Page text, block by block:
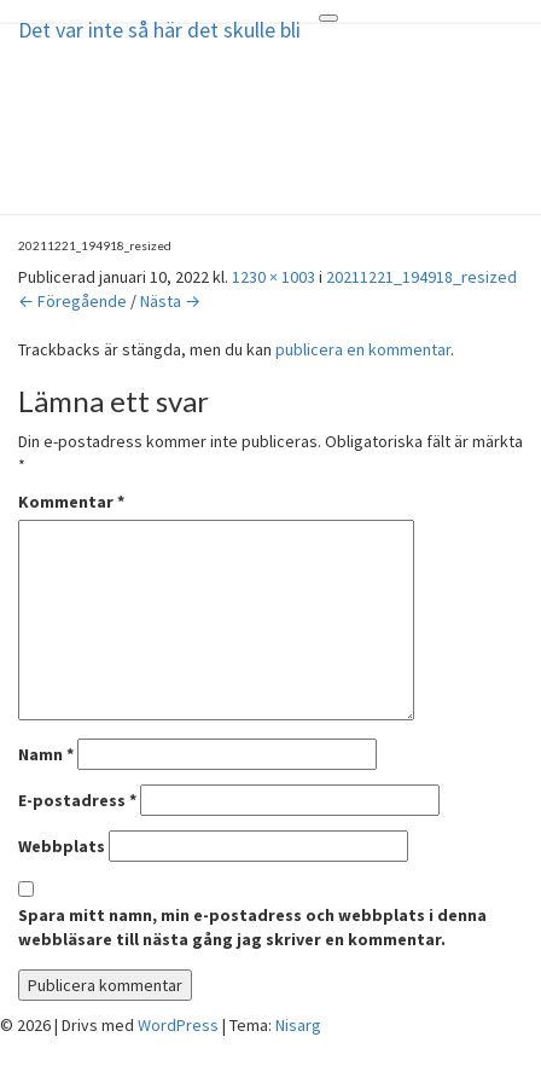
Toggle
Det var inte så här det skulle bli
Det var inte så här det skulle bli
20211221_194918_resized
Publicerad januari 10, 2022kl. 1230 × 1003 i 20211221_194918_resized
← Föregående /Nästa →
Trackbacks är stängda, men du kan publicera en kommentar.
Lämna ett svar
Din e-postadress kommer inte publiceras. Obligatoriska fält är märkta
*
Kommentar*
Namn *
E-postadress *
Webbplats
Spara mitt namn, min e-postadress och webbplats i denna
webbläsare till nästa gång jag skriver en kommentar.
© 2026| Drivs med WordPress | Tema: Nisarg